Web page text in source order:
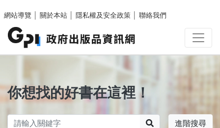
網站導覽
關於本站 隱私權及安全政策 聯絡我們
你想找的好書在這裡！
進階搜尋